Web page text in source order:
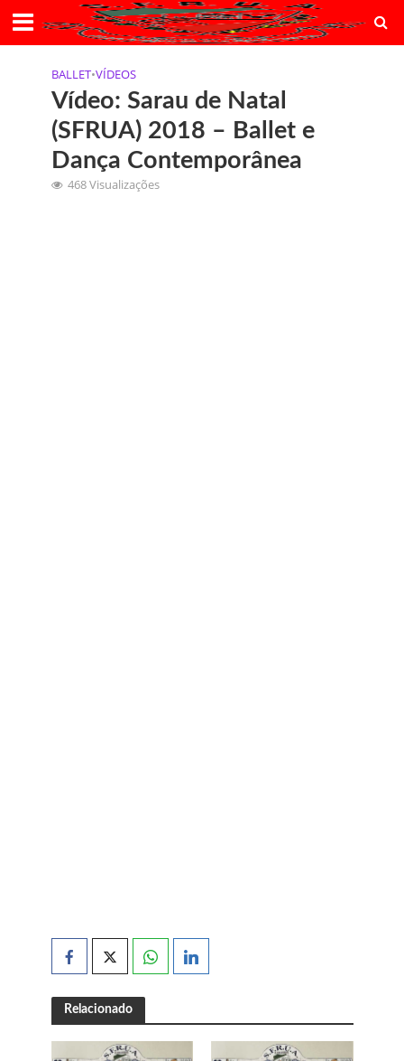
BALLET•VÍDEOS
Vídeo: Sarau de Natal
(SFRUA) 2018 – Ballet e
Dança Contemporânea
468 Visualizações
Relacionado